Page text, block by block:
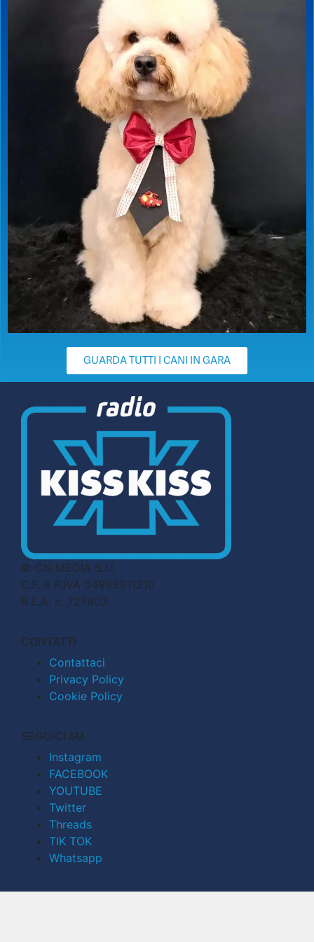
GUARDA TUTTI I CANI IN GARA
© CN MEDIA S.r.l.
C.F. e P.IVA 04998911210
R.E.A. n. 727803
CONTATTI
Contattaci
Privacy Policy
Cookie Policy
SEGUICI SU
Instagram
FACEBOOK
YOUTUBE
Twitter
Threads
TIK TOK
Whatsapp